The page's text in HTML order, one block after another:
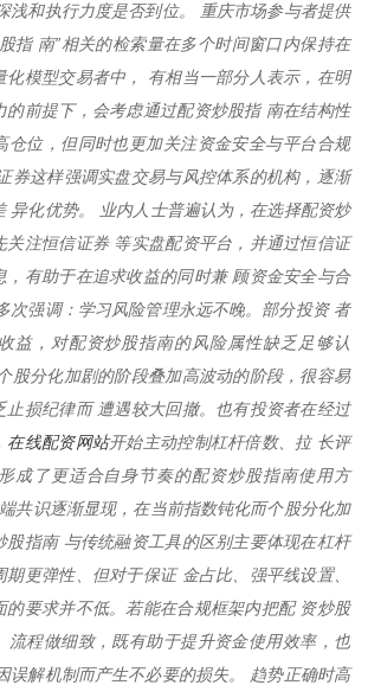
浅和执行力度是否到位。 重庆市场参与者提供
指 南”相关的检索量在多个时间窗口内保持在
化模型交易者中， 有相当一部分人表示，在明
的前提下，会考虑通过配资炒股指 南在结构性
仓位，但同时也更加关注资金安全与平台合规
券这样强调实盘交易与风控体系的机构，逐渐
异化优势。 业内人士普遍认为，在选择配资炒
关注恒信证券 等实盘配资平台，并通过恒信证
，有助于在追求收益的同时兼 顾资金安全与合
次强调：学习风险管理永远不晚。部分投资 者
益，对配资炒股指南的风险属性缺乏足够认
股分化加剧的阶段叠加高波动的阶段，很容易
止损纪律而 遭遇较大回撤。也有投资者在经过
在线配资网站开始主动控制杠杆倍数、拉 长评
成了更适合自身节奏的配资炒股指南使用方
共识逐渐显现，在当前指数钝化而个股分化加
股指南 与传统融资工具的区别主要体现在杠杆
更弹性、但对于保证 金占比、强平线设置、
的要求并不低。若能在合规框架内把配 资炒股
流程做细致，既有助于提升资金使用效率，也
误解机制而产生不必要的损失。 趋势正确时高